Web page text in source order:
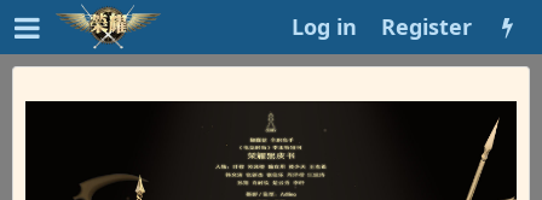
Log in Register